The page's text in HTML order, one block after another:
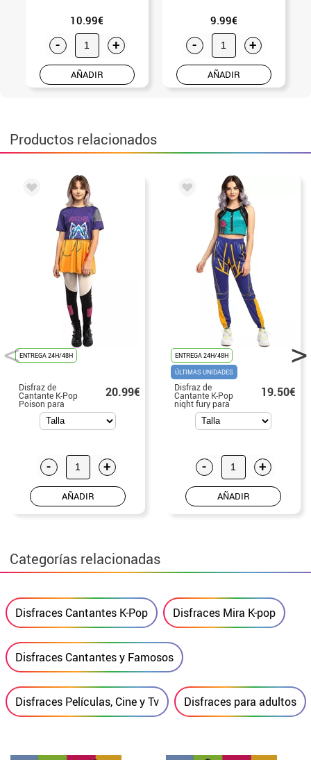
10.99€
- +
AÑADIR
9.99€
- +
AÑADIR
Productos relacionados
ENTREGA 24H/48H
Disfraz de
Cantante K-Pop
Poison para
adolescente
20.99€
- +
AÑADIR
ENTREGA 24H/48H
ÚLTIMAS UNIDADES
Disfraz de
Cantante K-Pop
night fury para
adolescente
19.50€
- +
AÑADIR
Categorías relacionadas
Disfraces Cantantes K-Pop Disfraces Mira K-pop
Disfraces Cantantes y Famosos
Disfraces Películas, Cine y Tv Disfraces para adultos